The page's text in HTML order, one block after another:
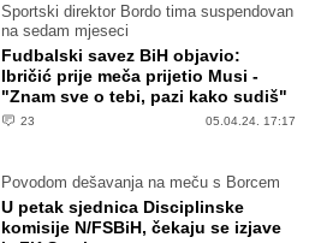
Sportski direktor Bordo tima suspendovan
na sedam mjeseci
Fudbalski savez BiH objavio:
Ibričić prije meča prijetio Musi -
"Znam sve o tebi, pazi kako sudiš"
23 05.04.24. 17:17
Povodom dešavanja na meču s Borcem
U petak sjednica Disciplinske
komisije N/FSBiH, čekaju se izjave